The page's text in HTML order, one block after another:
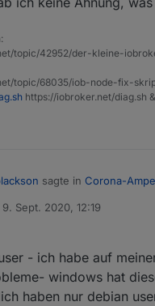
topic/42952/der-kleine-
topic/68035/iob-node-fix-
https://iobroker.net/diag.sh
sagte in Corona-
da muss man anfragen.
9. Sept. 2020, 12:19
von
- ich habe auf
windows hat
haben nur debian